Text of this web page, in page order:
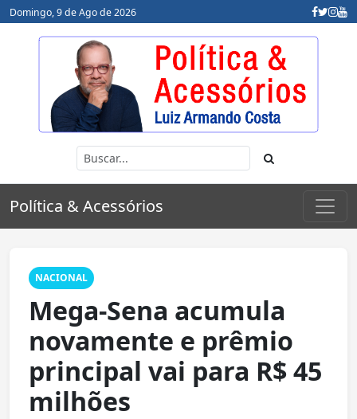
Domingo, 9 de Ago de 2026
Política & Acessórios
NACIONAL
Mega-Sena acumula
novamente e prêmio
principal vai para R$ 45
milhões